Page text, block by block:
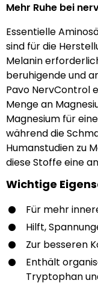
Mehr Ruhe bei
Essentielle
sind für die
Melanin
beruhigende und
Pavo NervControl
Menge an
Magnesium für
während die
Humanstudien zu
diese Stoffe eine
Wichtige
Für mehr
Hilft,
Zur besseren
Enthält
Tryptophan